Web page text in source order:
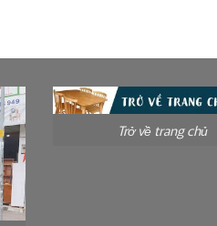
Trở về trang chủ